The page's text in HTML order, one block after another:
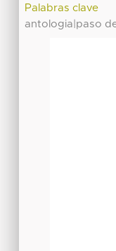
Palabras clave
antologia|paso